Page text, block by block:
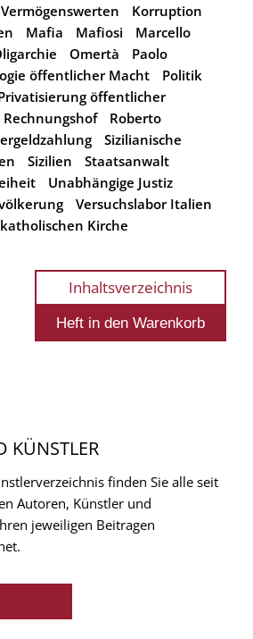
Korruption
Mafia Mafiosi
Marcello
Omertà
Paolo
öffentlicher Macht
Politik
öffentlicher
Rechnungshof
Roberto
Sizilianische
Sizilien
Staatsanwalt
Unabhängige Justiz
Versuchslabor Italien
Kirche
Inhaltsverzeichnis
KÜNSTLER
finden Sie alle seit
Autoren, Künstler und
jeweiligen Beitragen